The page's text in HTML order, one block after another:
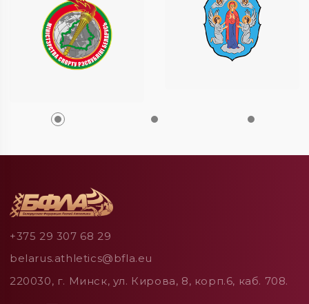
+375 29 307 68 29
belarus.athletics@bfla.eu
220030, г. Минск, ул. Кирова, 8, корп.6, каб. 708.